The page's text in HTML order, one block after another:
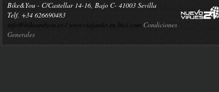
Bike&You - C/Castellar 14-16, Bajo C- 41003 Sevilla
Telf. +34 626690483
info@bikeandyou.es / www.viajando en bici.com Condiciones
Generales